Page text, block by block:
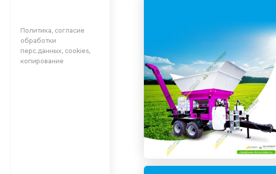
Политика, согласие
обработки
перс.данных, cookies,
копирование